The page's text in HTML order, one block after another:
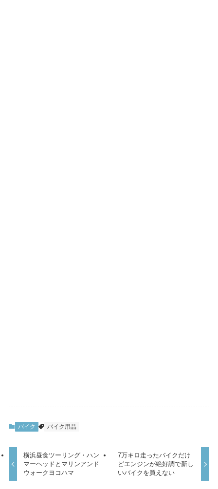
バイク バイク用品
横浜昼食ツーリング・ハン
マーヘッドとマリンアンド
ウォークヨコハマ
7万キロ走ったバイクだけ
どエンジンが絶好調で新し
いバイクを買えない